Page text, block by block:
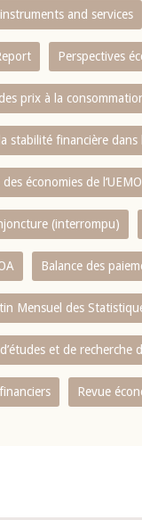
and services
Perspectives
prix à la
stabilité financière dans
économies de
(interrompu)
Balance des
Mensuel des
et de recherche
Revue